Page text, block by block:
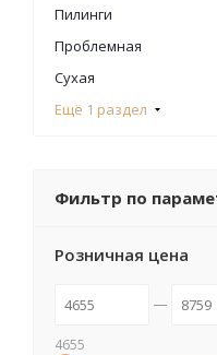
Пилинги
Проблемная
Сухая
Ещё 1 раздел
Фильтр по
Розничная цена
4655